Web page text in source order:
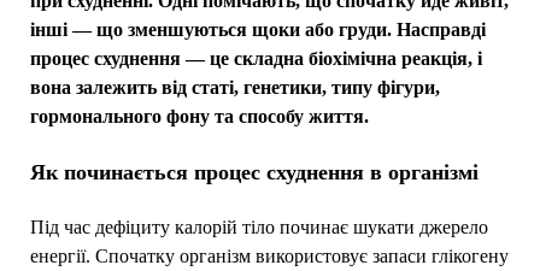
інші — що зменшуються щоки або груди. Насправді
процес схуднення — це складна біохімічна реакція, і
вона залежить від статі, генетики, типу фігури,
гормонального фону та способу життя.
Як починається процес схуднення в організмі
Під час дефіциту калорій тіло починає шукати джерело
енергії. Спочатку організм використовує запаси глікогену